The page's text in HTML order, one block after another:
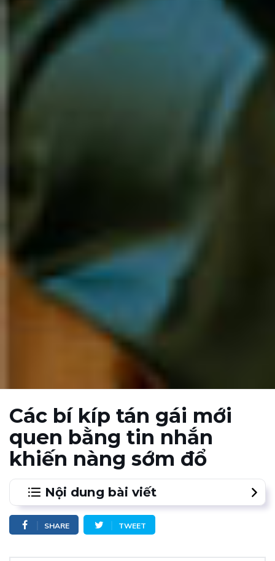
Các bí kíp tán gái mới
quen bằng tin nhắn
khiến nàng sớm đổ
Nội dung bài viết
Kiểu tin nhắn tán gái mới quen thứ nhất: Hỏi thăm
những gì trên dòng thời gian
SHARE TWEET